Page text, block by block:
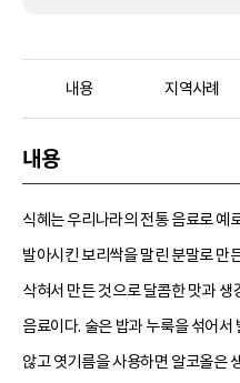
내용 지역사례
내용
식혜는 우리나라의 전통 음료로 예
발아시킨 보리싹을 말린 분말로 만
삭혀서 만든 것으로 달콤한 맛과 생
음료이다. 술은 밥과 누룩을 섞어
않고 엿기름을 사용하면 알코올은